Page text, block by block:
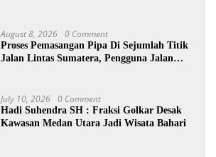
August 8, 2026 0 Comment
Proses Pemasangan Pipa Di Sejumlah Titik
Jalan Lintas Sumatera, Pengguna Jalan
July 10, 2026 0 Comment
Hadi Suhendra SH : Fraksi Golkar Desak
Kawasan Medan Utara Jadi Wisata Bahari